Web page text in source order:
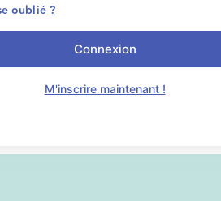
oublié ?
Connexion
M'inscrire maintenant !